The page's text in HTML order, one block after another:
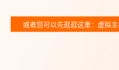
或者您可以先逛逛这里：虚拟